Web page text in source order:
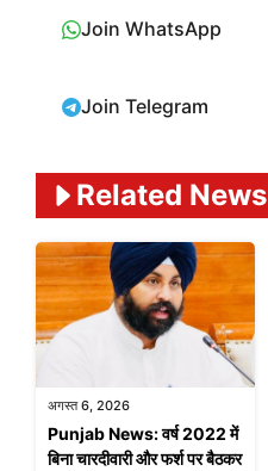
Join WhatsApp
Join Telegram
Related News
अगस्त 6, 2026
Punjab News: वर्ष 2022 में
बिना चारदीवारी और फर्श पर बैठकर